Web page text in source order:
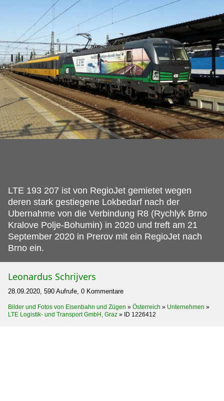
LTE 193 207 ist von RegioJet gemietet wegen
deren stark gestiegene Lokbedarf nach der
Ubernahme von die Verbindung R8 (Rychlyk Brno
Kralove Polje-Bohumin) in 2020 und treft am 21
September 2020 in Prerov mit ein RegioJet nach
Brno ein.
Leonardus Schrijvers
28.09.2020, 590 Aufrufe, 0 Kommentare
Bilder und Fotos von Eisenbahn und Zügen » Österreich » Unternehmen »
LTE Logistik- und Transport GmbH, Graz » ID 1226412